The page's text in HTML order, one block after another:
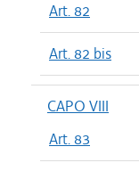
Art. 82
Art. 82 bis
CAPO VIII
Art. 83